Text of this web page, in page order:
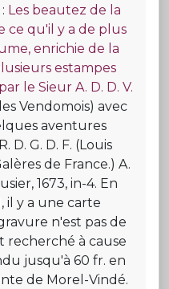
Les beautez de la
ce qu'il y a de plus
enrichie de la
estampes
le Sieur A. D. D. V.
Vendomois) avec
aventures
D. G. D. F. (Louis
de France.) A.
1673, in-4. En
il y a une carte
n'est pas de
recherché à cause
jusqu'à 60 fr. en
de Morel-Vindé.